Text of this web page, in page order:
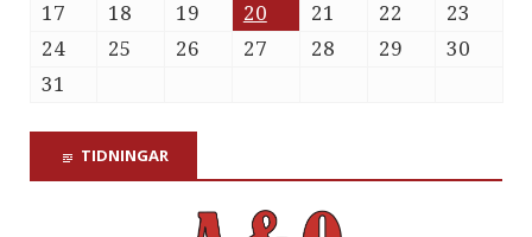
17
18 19 20 21 22
23
24
25 26 27 28 29
30
31
TIDNINGAR